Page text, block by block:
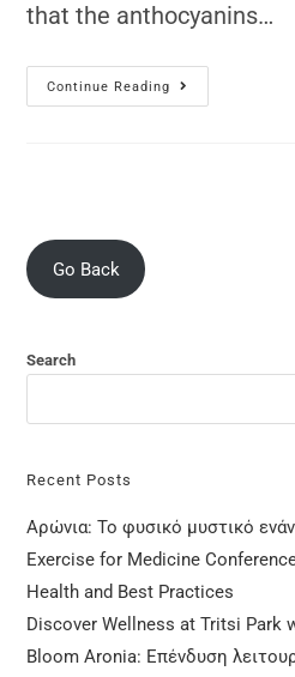
that the anthocyanins…
Continue Reading
Go Back
Search
Recent Posts
Αρώνια: Το φυσικό μυστικό
Exercise for Medicine
Health and Best Practices
Discover Wellness at Tritsi Park
Bloom Aronia: Επένδυση